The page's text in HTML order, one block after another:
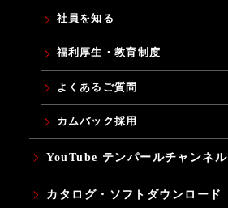
社員を知る
福利厚生・教育制度
よくあるご質問
カムバック採用
YouTube テンパールチャンネル
カタログ・ソフトダウンロード